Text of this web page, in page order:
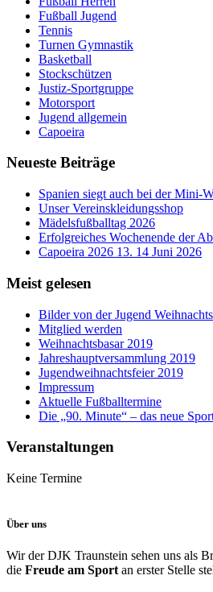
Fußball Jugend
Tennis
Turnen Gymnastik
Basketball
Stockschützen
Justiz-Sportgruppe
Motorsport
Jugend allgemein
Capoeira
Neueste Beiträge
Spanien siegt auch bei der Mini-
Unser Vereinskleidungsshop
Mädelsfußballtag 2026
Erfolgreiches Wochenende der
Capoeira 2026 13. 14 Juni 2026
Meist gelesen
Bilder von der Jugend
Mitglied werden
Weihnachtsbasar 2019
Jahreshauptversammlung 2019
Jugendweihnachtsfeier 2019
Impressum
Aktuelle Fußballtermine
Die „90. Minute“ – das neue
Veranstaltungen
Keine Termine
Über uns
Wir der DJK Traunstein sehen uns als
die Freude am Sportan erster Stelle